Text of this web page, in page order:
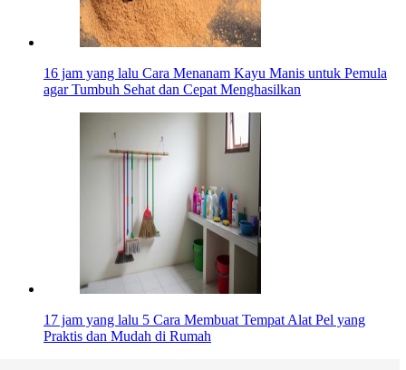
16 jam yang lalu Cara Menanam Kayu Manis untuk Pemula
agar Tumbuh Sehat dan Cepat Menghasilkan
17 jam yang lalu 5 Cara Membuat Tempat Alat Pel yang
Praktis dan Mudah di Rumah